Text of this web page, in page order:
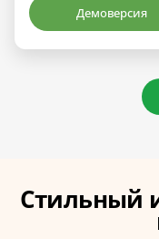
Демоверсия
Стильный